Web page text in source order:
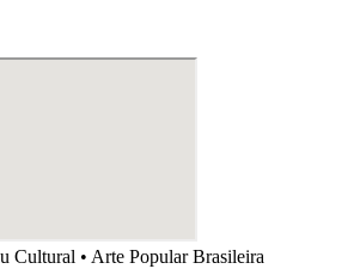
Cultural • Arte Popular Brasileira